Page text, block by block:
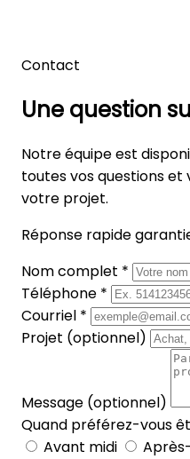
Contact
Une question
Notre équipe est
toutes vos questions
votre projet.
Réponse rapide
Nom complet *
Téléphone *
Courriel *
Projet (optionnel)
Message (optionnel)
Quand préférez-vous
Avant midi